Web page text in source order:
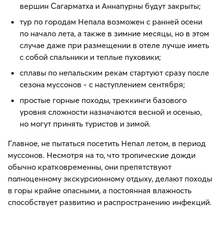
вершин Сагарматха и Аннапурны будут закрыты;
тур по городам Непала возможен с ранней осени
по начало лета, а также в зимние месяцы, но в этом
случае даже при размещении в отеле лучше иметь
с собой спальники и теплые пуховики;
сплавы по непальским рекам стартуют сразу после
сезона муссонов - с наступлением сентября;
простые горные походы, треккинги базового
уровня сложности назначаются весной и осенью,
но могут принять туристов и зимой.
Главное, не пытаться посетить Непал летом, в период
муссонов. Несмотря на то, что тропические дожди
обычно кратковременны, они препятствуют
полноценному экскурсионному отдыху, делают походы
в горы крайне опасными, а постоянная влажность
способствует развитию и распространению инфекций.